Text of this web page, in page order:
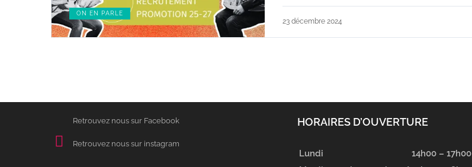
ON EN PARLE
23 décembre 2024
Retrouvez nous sur Facebook
Retrouvez nous sur instagram
HORAIRES D’OUVERTURE
Lundi
14h00 – 17h00